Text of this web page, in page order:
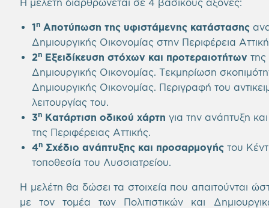
Η μελέτη διαρθρώνεται σε 4 βασικούς άξονες:
1η Αποτύπωση της υφιστάμενης κατάστασης
Δημιουργικής Οικονομίας στην Περιφέρεια
2η Εξειδίκευση στόχων και προτεραιοτήτων της
Δημιουργικής Οικονομίας. Τεκμηρίωση
Δημιουργικής Οικονομίας. Περιγραφή του
λειτουργίας του.
3η Κατάρτιση οδικού χάρτη για την ανάπτυξη
της Περιφέρειας Αττικής.
4η Σχέδιο ανάπτυξης και προσαρμογής του
τοποθεσία του Λυσσιατρείου.
Η μελέτη θα δώσει τα στοιχεία που απαιτούνται
με τον τομέα των Πολιτιστικών και